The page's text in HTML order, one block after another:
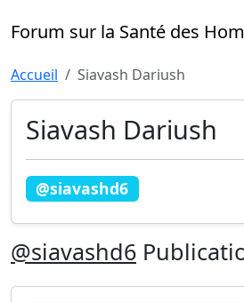
Forum sur la Santé des
Accueil Siavash Dariush
Siavash Dariush
@siavashd6
@siavashd6